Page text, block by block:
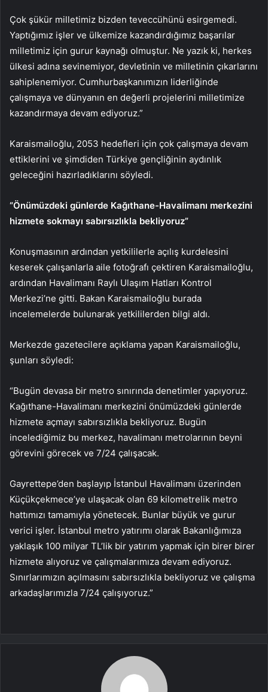
Çok şükür milletimiz bizden teveccühünü esirgemedi.
Yaptığımız işler ve ülkemize kazandırdığımız başarılar
milletimiz için gurur kaynağı olmuştur. Ne yazık ki, herkes
ülkesi adına sevinemiyor, devletinin ve milletinin çıkarlarını
sahiplenemiyor. Cumhurbaşkanımızın liderliğinde
çalışmaya ve dünyanın en değerli projelerini milletimize
kazandırmaya devam ediyoruz.”
Karaismailoğlu, 2053 hedefleri için çok çalışmaya devam
ettiklerini ve şimdiden Türkiye gençliğinin aydınlık
geleceğini hazırladıklarını söyledi.
“Önümüzdeki günlerde Kağıthane-Havalimanı merkezini
hizmete sokmayı sabırsızlıkla bekliyoruz”
Konuşmasının ardından yetkililerle açılış kurdelesini
keserek çalışanlarla aile fotoğrafı çektiren Karaismailoğlu,
ardından Havalimanı Raylı Ulaşım Hatları Kontrol
Merkezi’ne gitti. Bakan Karaismailoğlu burada
incelemelerde bulunarak yetkililerden bilgi aldı.
Merkezde gazetecilere açıklama yapan Karaismailoğlu,
şunları söyledi:
“Bugün devasa bir metro sınırında denetimler yapıyoruz.
Kağıthane-Havalimanı merkezini önümüzdeki günlerde
hizmete açmayı sabırsızlıkla bekliyoruz. Bugün
incelediğimiz bu merkez, havalimanı metrolarının beyni
görevini görecek ve 7/24 çalışacak.
Gayrettepe’den başlayıp İstanbul Havalimanı üzerinden
Küçükçekmece’ye ulaşacak olan 69 kilometrelik metro
hattımızı tamamıyla yönetecek. Bunlar büyük ve gurur
verici işler. İstanbul metro yatırımı olarak Bakanlığımıza
yaklaşık 100 milyar TL’lik bir yatırım yapmak için birer birer
hizmete alıyoruz ve çalışmalarımıza devam ediyoruz.
Sınırlarımızın açılmasını sabırsızlıkla bekliyoruz ve çalışma
arkadaşlarımızla 7/24 çalışıyoruz.”